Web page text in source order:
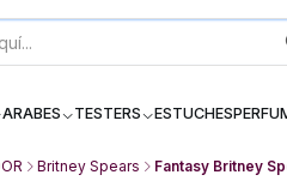
ARABES TESTERS ESTUCHES
2) Galeria Dos Providencia
Britney Spears Fantasy Britney